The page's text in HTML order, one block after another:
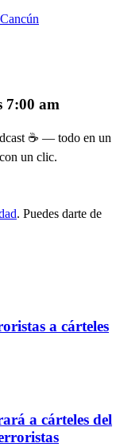
7:00 am
☕ — todo en un
un clic.
. Puedes darte de
a cárteles
a cárteles del